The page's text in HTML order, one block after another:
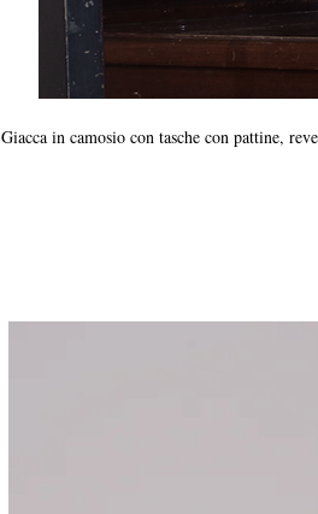
Giacca in camosio con tasche con pattine,